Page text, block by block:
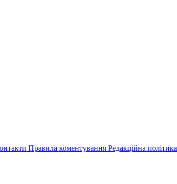
Правила коментування Редакційна політика